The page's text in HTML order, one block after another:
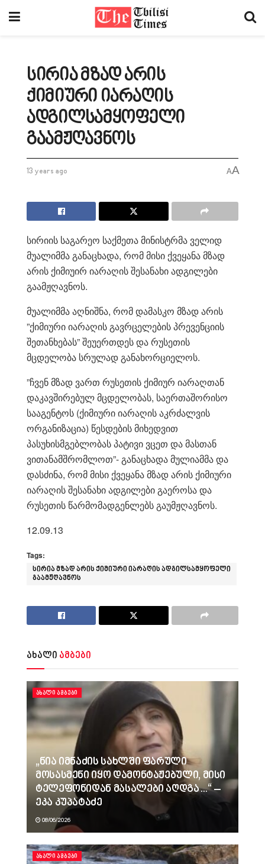
სირია მზად არის
ქიმიური იარაღის
ადგილსამყოფელი
გაამჟღავნოს
13 years ago AA
სირიის საგარეო საქმეთა მინისტრმა ველიდ
მუალიმმა განაცხადა, რომ მისი ქვეყანა მზად
არის ქიმიუირ იარაღის შესანახი ადგილები
გაამჟღავნოს.
მუალიმმა აღნიშნა, რომ დამასკო მზად არის
”ქიმიური იარაღის გავრცელების პრევენციის
შეთანხებას” შეუერთდეს და რუსეთის
მცდელობა სრულად განახორციელოს.
”ჩვენ მზად ვართ რუსეთის ქიმიურ იარაღთან
დაკავშირებულ მცდელობას, საერთაშორისო
სააგენტოს (ქიმიური იარაღის აკრძალვის
ორგანიზაცია) წესდების მიხედვით
პასუხისმგებლობას პატივი ვცეთ და მასთან
ვითანამშრომლოთ”- განაცხადა მულიამმა და
დასძინა, რომ მისი ქვეყანა მზად არის ქიმიური
იარაღის შესანახი ადგილები გაეროსა და
რუსეთის წარმომადგენლებს გაუმჟღავნოს.
12.09.13
Tags:
სირია მზად არის ქიმიური იარაღის ადგილსამყოფელი
გაამჟღავნოს
ახალი ამბები
ᲐᲮᲐᲚᲘ ᲐᲛᲑᲔᲑᲘ
„ნია იმნაძის სახლში ფარული
მოსასმენი იყო დამონტაჟებული, მისი
ტელეფონიდან მასალები აღდგა…“ –
ეკა კუპატაძე
08/06/2026
ᲐᲮᲐᲚᲘ ᲐᲛᲑᲔᲑᲘ